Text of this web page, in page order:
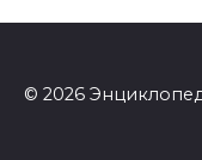
© 2026